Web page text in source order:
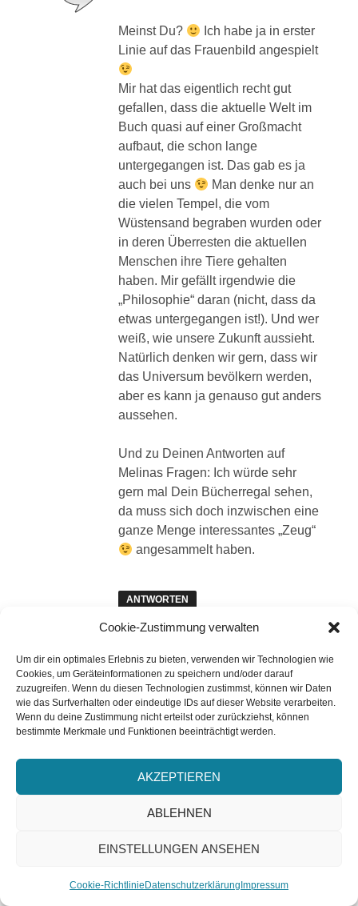
Cookie-Zustimmung verwalten
Um dir ein optimales Erlebnis zu bieten, verwenden wir Technologien wie
Cookies, um Geräteinformationen zu speichern und/oder darauf
zuzugreifen. Wenn du diesen Technologien zustimmst, können wir Daten
wie das Surfverhalten oder eindeutige IDs auf dieser Website verarbeiten.
Wenn du deine Zustimmung nicht erteilst oder zurückziehst, können
bestimmte Merkmale und Funktionen beeinträchtigt werden.
AKZEPTIEREN
ABLEHNEN
EINSTELLUNGEN ANSEHEN
Cookie-Richtlinie Datenschutzerklärung Impressum
Meinst Du?
Ich habe ja in erster
Linie auf das Frauenbild angespielt
Mir hat das eigentlich recht gut
gefallen, dass die aktuelle Welt im
Buch quasi auf einer Großmacht
aufbaut, die schon lange
untergegangen ist. Das gab es ja
auch bei uns
Man denke nur an
die vielen Tempel, die vom
Wüstensand begraben wurden oder
in deren Überresten die aktuellen
Menschen ihre Tiere gehalten
haben. Mir gefällt irgendwie die
„Philosophie“ daran (nicht, dass da
etwas untergegangen ist!). Und wer
weiß, wie unsere Zukunft aussieht.
Natürlich denken wir gern, dass wir
das Universum bevölkern werden,
aber es kann ja genauso gut anders
aussehen.
Und zu Deinen Antworten auf
Melinas Fragen: Ich würde sehr
gern mal Dein Bücherregal sehen,
da muss sich doch inzwischen eine
ganze Menge interessantes „Zeug“
angesammelt haben.
ANTWORTEN
JayKay sagt:
1. Mai 2022 um 20:27 Uhr
Hallo Soleil,
interessantes „Zeug“
angesammelt. Vielleicht mach
Regal.
Jay